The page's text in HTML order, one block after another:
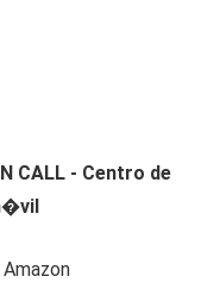
CALL - Centro de